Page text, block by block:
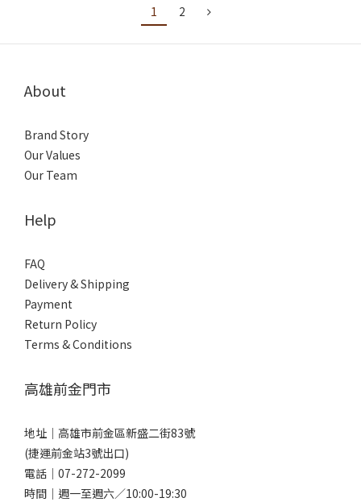
1 2
About
Brand Story
Our Values
Our Team
Help
FAQ
Delivery & Shipping
Payment
Return Policy
Terms & Conditions
高雄前金門市
地址｜ 高雄市前金區新盛二街83號
(捷運前金站3號出口)
電話｜ 07-272-2099
時間｜週一至週六／10:00-19:30